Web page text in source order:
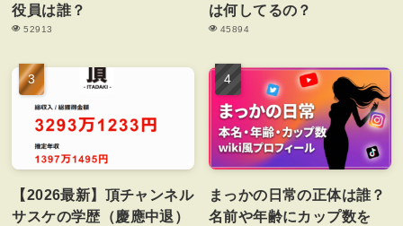
役員は誰？
52913
は何してるの？
45894
【2026最新】頂チャンネル
サスケの学歴（慶應中退）
まっかの日常の正体は誰？
名前や年齢にカップ数を